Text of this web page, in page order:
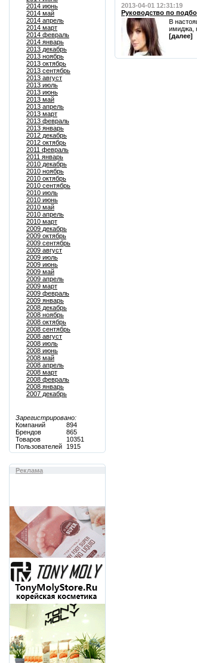
2014 июнь
2014 май
2014 апрель
2014 март
2014 февраль
2014 январь
2013 декабрь
2013 ноябрь
2013 октябрь
2013 сентябрь
2013 август
2013 июль
2013 июнь
2013 май
2013 апрель
2013 март
2013 февраль
2013 январь
2012 декабрь
2012 октябрь
2011 февраль
2011 январь
2010 декабрь
2010 ноябрь
2010 октябрь
2010 сентябрь
2010 июль
2010 июнь
2010 май
2010 апрель
2010 март
2009 декабрь
2009 октябрь
2009 сентябрь
2009 август
2009 июль
2009 июнь
2009 май
2009 апрель
2009 март
2009 февраль
2009 январь
2008 декабрь
2008 ноябрь
2008 октябрь
2008 сентябрь
2008 август
2008 июль
2008 июнь
2008 май
2008 апрель
2008 март
2008 февраль
2008 январь
2007 декабрь
Зарегистрировано:
Компаний
894
Брендов
865
Товаров
10351
Пользователей
1915
Реклама
2013-04-01 12:31:19
Руководство по
В
имиджа,
[далее]